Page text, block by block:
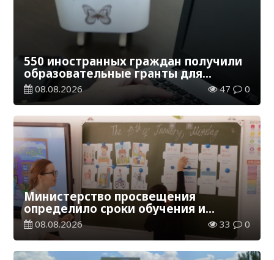
550 иностранных граждан получили
образовательные гранты для
обучения в Казахстане
08.08.2026 47 0
Министерство просвещения
определило сроки обучения и
каникул на 2026-2027 учебный год
08.08.2026 33 0